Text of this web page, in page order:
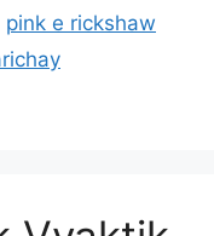
pink e rickshaw